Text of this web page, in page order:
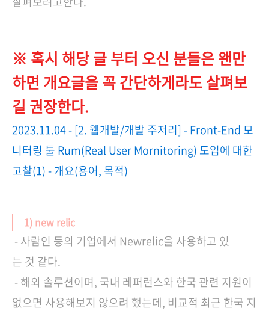
※ 혹시 해당 글 부터 오신 분들은 왠만
하면 개요글을꼭 간단하게라도 살펴보
길 권장한다.
2023.11.04 - [2. 웹개발/개발 주저리] - Front-End 모
니터링 툴 Rum(Real User Mornitoring) 도입에 대한
고찰(1) - 개요(용어, 목적)
1) new relic
- 사람인 등의 기업에서 Newrelic을 사용하고 있
는 것 같다.
- 해외 솔루션이며, 국내 레퍼런스와 한국 관련 지원이
없으면 사용해보지 않으려 했는데, 비교적 최근 한국 지